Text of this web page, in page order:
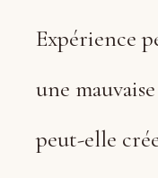
Expérience
une
peut-elle